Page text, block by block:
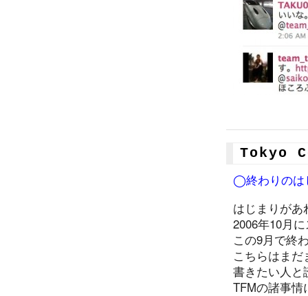
Tokyo
◯終わりのは
はじまりがあ
2006年10月
この9月で終
こちらはま
書きたい人と
TFMの諸事情